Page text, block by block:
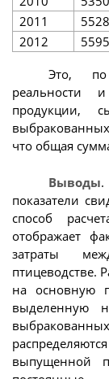
2011
2012
Это, по
реальности
продукции,
что общая
Выводы.
показатели
способ
отображает
затраты
птицеводстве.
на основную
выделенную
выпущенной